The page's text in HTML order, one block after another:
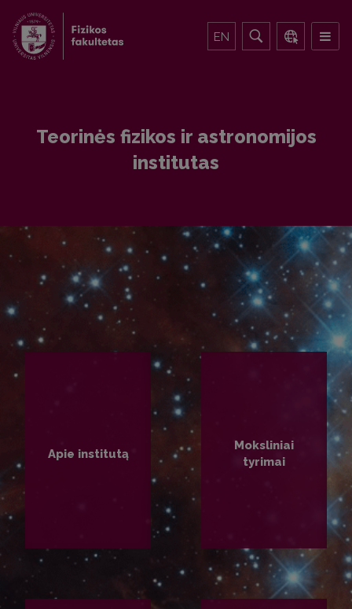
EN
Teorinės fizikos ir astronomijos
institutas
Apie institutą
Moksliniai
tyrimai